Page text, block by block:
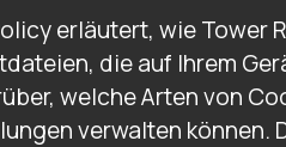
erläutert, wie Tower
die auf Ihrem
welche Arten von
verwalten können.